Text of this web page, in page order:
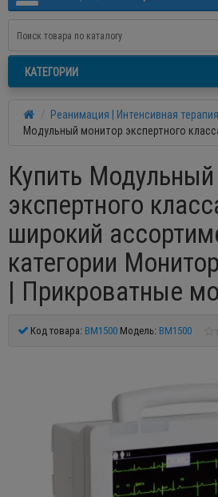
КАТЕГОРИИ
Реанимация | Интенсивная терапия
Модульный монитор экспертного
Купить
экспертного
широкий
категории
| Прикроватные
Код товара: BM1500 Модель: BM1500